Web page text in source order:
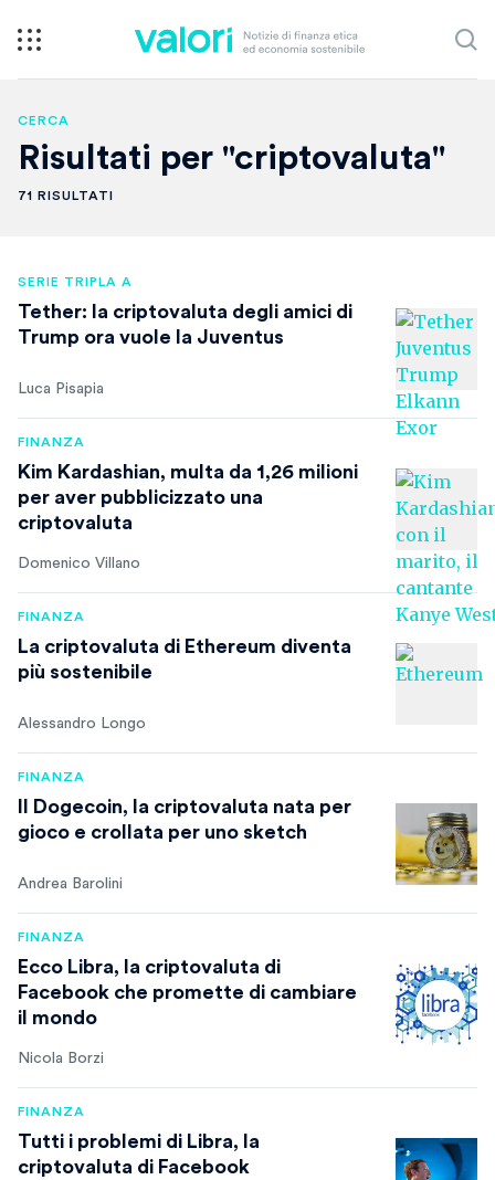
CERCA
Risultati per "criptovaluta"
71 RISULTATI
SERIE TRIPLA A
Tether: la criptovaluta degli amici di
Trump ora vuole la Juventus
Luca Pisapia
FINANZA
Kim Kardashian, multa da 1,26 milioni
per aver pubblicizzato una
criptovaluta
Domenico Villano
FINANZA
La criptovaluta di Ethereum diventa
più sostenibile
Alessandro Longo
FINANZA
Il Dogecoin, la criptovaluta nata per
gioco e crollata per uno sketch
Andrea Barolini
FINANZA
Ecco Libra, la criptovaluta di
Facebook che promette di cambiare
il mondo
Nicola Borzi
FINANZA
Tutti i problemi di Libra, la
criptovaluta di Facebook